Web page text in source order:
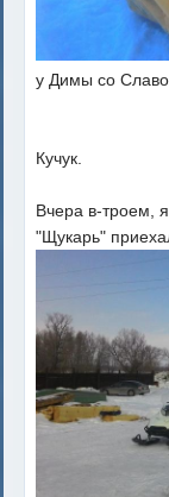
у Димы со
Кучук.
Вчера в-троем,
"Щукарь"